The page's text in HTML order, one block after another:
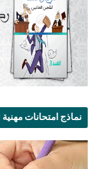
نماذج امتحانات مهنية QCM خاصة بمباريات وزارة العدل